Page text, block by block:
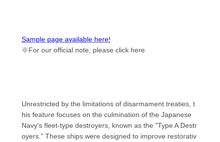
Sample page available here!
※For our official note, please click here
Unrestricted by the limitations of disarmament treaties, t
his feature focuses on the culmination of the Japanese
Navy's fleet-type destroyers, known as the "Type A Destr
oyers." These ships were designed to improve restorativ